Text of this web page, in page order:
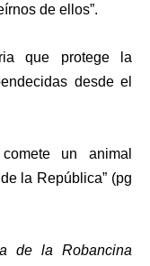
de ellos”.
que protege la
desde el
un animal
la República” (pg
de la Robancina